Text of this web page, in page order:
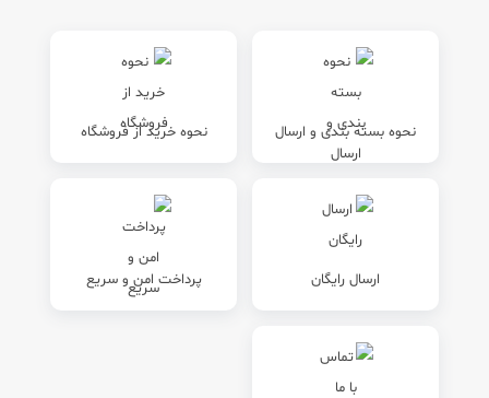
نحوه بسته بندی و ارسال نحوه خرید از فروشگاه
ارسال رایگان پرداخت امن و سریع